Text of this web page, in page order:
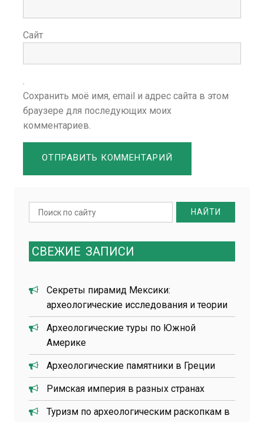
Сайт
Сохранить моё имя, email и адрес сайта в этом
браузере для последующих моих
комментариев.
Search
for:
СВЕЖИЕ ЗАПИСИ
Секреты пирамид Мексики:
археологические исследования и теории
Археологические туры по Южной
Америке
Археологические памятники в Греции
Римская империя в разных странах
Туризм по археологическим раскопкам в